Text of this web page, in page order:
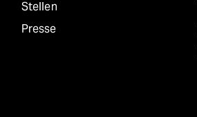
Stellen
Presse